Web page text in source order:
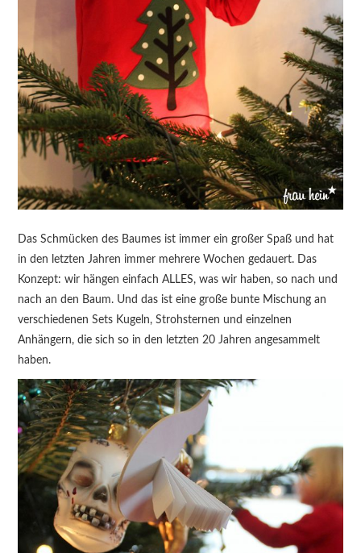
Das Schmücken des Baumes ist immer ein großer Spaß und hat
in den letzten Jahren immer mehrere Wochen gedauert. Das
Konzept: wir hängen einfach ALLES, was wir haben, so nach und
nach an den Baum. Und das ist eine große bunte Mischung an
verschiedenen Sets Kugeln, Strohsternen und einzelnen
Anhängern, die sich so in den letzten 20 Jahren angesammelt
haben.